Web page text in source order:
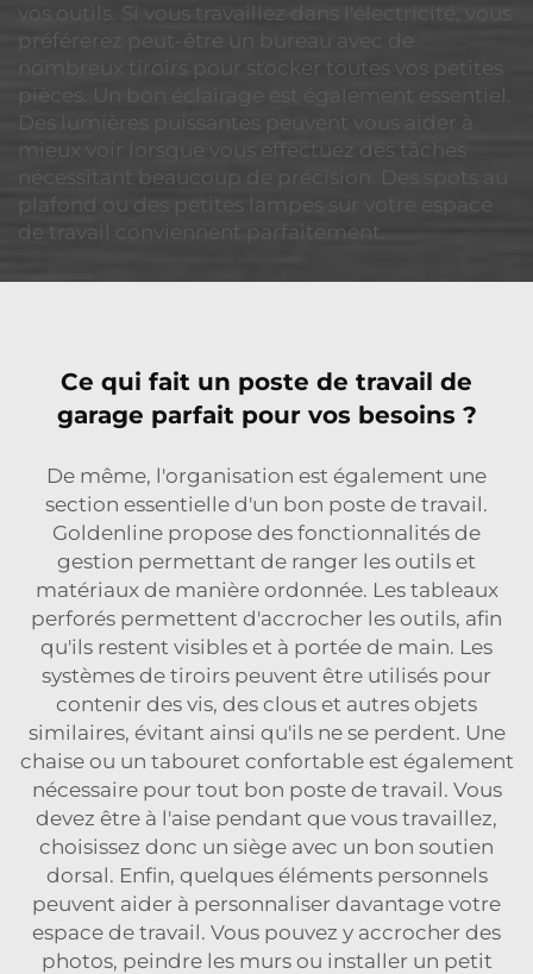
vos outils. Si vous travaillez dans l'électricité, vous
préférerez peut-être un bureau avec de
nombreux tiroirs pour stocker toutes vos petites
pièces. Un bon éclairage est également essentiel.
Des lumières puissantes peuvent vous aider à
mieux voir lorsque vous effectuez des tâches
nécessitant beaucoup de précision. Des spots au
plafond ou des petites lampes sur votre espace
de travail conviennent parfaitement.
Ce qui fait un poste de travail de
garage parfait pour vos besoins ?
De même, l'organisation est également une
section essentielle d'un bon poste de travail.
Goldenline propose des fonctionnalités de
gestion permettant de ranger les outils et
matériaux de manière ordonnée. Les tableaux
perforés permettent d'accrocher les outils, afin
qu'ils restent visibles et à portée de main. Les
systèmes de tiroirs peuvent être utilisés pour
contenir des vis, des clous et autres objets
similaires, évitant ainsi qu'ils ne se perdent. Une
chaise ou un tabouret confortable est également
nécessaire pour tout bon poste de travail. Vous
devez être à l'aise pendant que vous travaillez,
choisissez donc un siège avec un bon soutien
dorsal. Enfin, quelques éléments personnels
peuvent aider à personnaliser davantage votre
espace de travail. Vous pouvez y accrocher des
photos, peindre les murs ou installer un petit